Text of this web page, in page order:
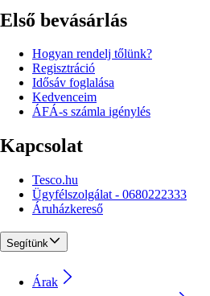
Első bevásárlás
Hogyan rendelj tőlünk?
Regisztráció
Idősáv foglalása
Kedvenceim
ÁFÁ-s számla igénylés
Kapcsolat
Tesco.hu
Ügyfélszolgálat - 0680222333
Áruházkereső
Segítünk
Árak